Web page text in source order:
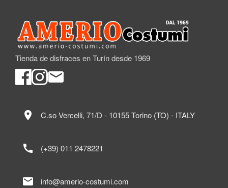
Tienda de disfraces en Turín desde 1969
location_on C.so Vercelli, 71/D - 10155 Torino (TO) - ITALY
call (+39) 011 2478221
mail info@amerio-costumi.com